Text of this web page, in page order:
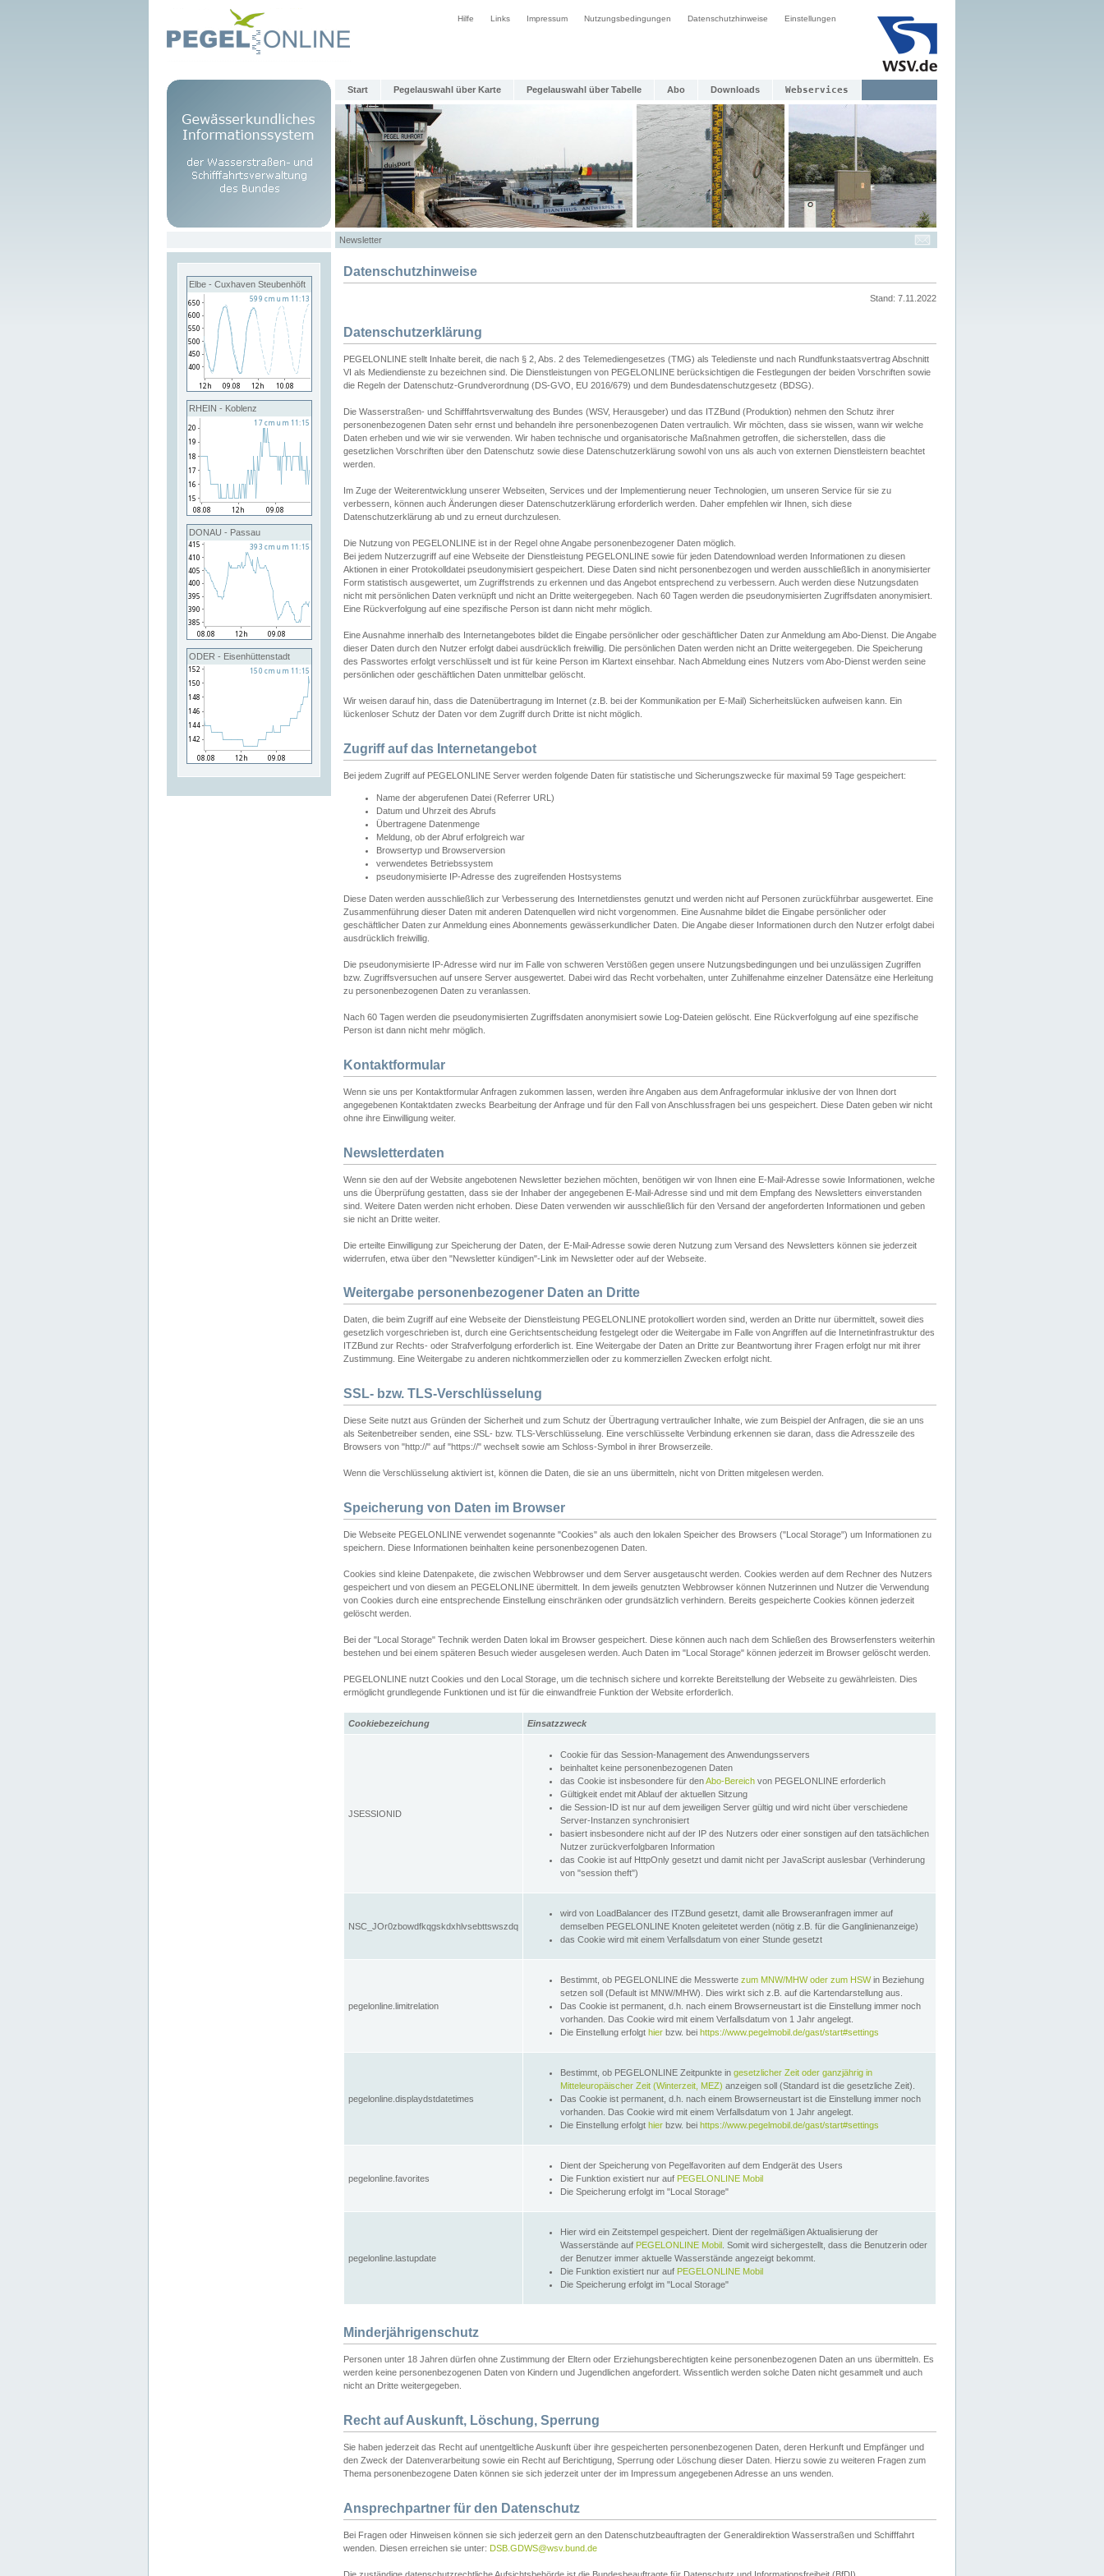
Hilfe Links Impressum Nutzungsbedingungen Datenschutzhinweise Einstellungen
Start Pegelauswahl über Karte Pegelauswahl über Tabelle Abo Downloads Webservices
Newsletter
Elbe - Cuxhaven Steubenhöft
RHEIN - Koblenz
DONAU - Passau
ODER - Eisenhüttenstadt
Datenschutzhinweise
Stand: 7.11.2022
Datenschutzerklärung
PEGELONLINE stellt Inhalte bereit, die nach § 2, Abs. 2 des Telemediengesetzes (TMG) als Teledienste und nach Rundfunkstaatsvertrag Abschnitt
VI als Mediendienste zu bezeichnen sind. Die Dienstleistungen von PEGELONLINE berücksichtigen die Festlegungen der beiden Vorschriften sowie
die Regeln der Datenschutz-Grundverordnung (DS-GVO, EU 2016/679) und dem Bundesdatenschutzgesetz (BDSG).
Die Wasserstraßen- und Schifffahrtsverwaltung des Bundes (WSV, Herausgeber) und das ITZBund (Produktion) nehmen den Schutz ihrer
personenbezogenen Daten sehr ernst und behandeln ihre personenbezogenen Daten vertraulich. Wir möchten, dass sie wissen, wann wir welche
Daten erheben und wie wir sie verwenden. Wir haben technische und organisatorische Maßnahmen getroffen, die sicherstellen, dass die
gesetzlichen Vorschriften über den Datenschutz sowie diese Datenschutzerklärung sowohl von uns als auch von externen Dienstleistern beachtet
werden.
Im Zuge der Weiterentwicklung unserer Webseiten, Services und der Implementierung neuer Technologien, um unseren Service für sie zu
verbessern, können auch Änderungen dieser Datenschutzerklärung erforderlich werden. Daher empfehlen wir Ihnen, sich diese
Datenschutzerklärung ab und zu erneut durchzulesen.
Die Nutzung von PEGELONLINE ist in der Regel ohne Angabe personenbezogener Daten möglich.
Bei jedem Nutzerzugriff auf eine Webseite der Dienstleistung PEGELONLINE sowie für jeden Datendownload werden Informationen zu diesen
Aktionen in einer Protokolldatei pseudonymisiert gespeichert. Diese Daten sind nicht personenbezogen und werden ausschließlich in anonymisierter
Form statistisch ausgewertet, um Zugriffstrends zu erkennen und das Angebot entsprechend zu verbessern. Auch werden diese Nutzungsdaten
nicht mit persönlichen Daten verknüpft und nicht an Dritte weitergegeben. Nach 60 Tagen werden die pseudonymisierten Zugriffsdaten anonymisiert.
Eine Rückverfolgung auf eine spezifische Person ist dann nicht mehr möglich.
Eine Ausnahme innerhalb des Internetangebotes bildet die Eingabe persönlicher oder geschäftlicher Daten zur Anmeldung am Abo-Dienst. Die Angabe
dieser Daten durch den Nutzer erfolgt dabei ausdrücklich freiwillig. Die persönlichen Daten werden nicht an Dritte weitergegeben. Die Speicherung
des Passwortes erfolgt verschlüsselt und ist für keine Person im Klartext einsehbar. Nach Abmeldung eines Nutzers vom Abo-Dienst werden seine
persönlichen oder geschäftlichen Daten unmittelbar gelöscht.
Wir weisen darauf hin, dass die Datenübertragung im Internet (z.B. bei der Kommunikation per E-Mail) Sicherheitslücken aufweisen kann. Ein
lückenloser Schutz der Daten vor dem Zugriff durch Dritte ist nicht möglich.
Zugriff auf das Internetangebot
Bei jedem Zugriff auf PEGELONLINE Server werden folgende Daten für statistische und Sicherungszwecke für maximal 59 Tage gespeichert:
Name der abgerufenen Datei (Referrer URL)
Datum und Uhrzeit des Abrufs
Übertragene Datenmenge
Meldung, ob der Abruf erfolgreich war
Browsertyp und Browserversion
verwendetes Betriebssystem
pseudonymisierte IP-Adresse des zugreifenden Hostsystems
Diese Daten werden ausschließlich zur Verbesserung des Internetdienstes genutzt und werden nicht auf Personen zurückführbar ausgewertet. Eine
Zusammenführung dieser Daten mit anderen Datenquellen wird nicht vorgenommen. Eine Ausnahme bildet die Eingabe persönlicher oder
geschäftlicher Daten zur Anmeldung eines Abonnements gewässerkundlicher Daten. Die Angabe dieser Informationen durch den Nutzer erfolgt dabei
ausdrücklich freiwillig.
Die pseudonymisierte IP-Adresse wird nur im Falle von schweren Verstößen gegen unsere Nutzungsbedingungen und bei unzulässigen Zugriffen
bzw. Zugriffsversuchen auf unsere Server ausgewertet. Dabei wird das Recht vorbehalten, unter Zuhilfenahme einzelner Datensätze eine Herleitung
zu personenbezogenen Daten zu veranlassen.
Nach 60 Tagen werden die pseudonymisierten Zugriffsdaten anonymisiert sowie Log-Dateien gelöscht. Eine Rückverfolgung auf eine spezifische
Person ist dann nicht mehr möglich.
Kontaktformular
Wenn sie uns per Kontaktformular Anfragen zukommen lassen, werden ihre Angaben aus dem Anfrageformular inklusive der von Ihnen dort
angegebenen Kontaktdaten zwecks Bearbeitung der Anfrage und für den Fall von Anschlussfragen bei uns gespeichert. Diese Daten geben wir nicht
ohne ihre Einwilligung weiter.
Newsletterdaten
Wenn sie den auf der Website angebotenen Newsletter beziehen möchten, benötigen wir von Ihnen eine E-Mail-Adresse sowie Informationen, welche
uns die Überprüfung gestatten, dass sie der Inhaber der angegebenen E-Mail-Adresse sind und mit dem Empfang des Newsletters einverstanden
sind. Weitere Daten werden nicht erhoben. Diese Daten verwenden wir ausschließlich für den Versand der angeforderten Informationen und geben
sie nicht an Dritte weiter.
Die erteilte Einwilligung zur Speicherung der Daten, der E-Mail-Adresse sowie deren Nutzung zum Versand des Newsletters können sie jederzeit
widerrufen, etwa über den "Newsletter kündigen"-Link im Newsletter oder auf der Webseite.
Weitergabe personenbezogener Daten an Dritte
Daten, die beim Zugriff auf eine Webseite der Dienstleistung PEGELONLINE protokolliert worden sind, werden an Dritte nur übermittelt, soweit dies
gesetzlich vorgeschrieben ist, durch eine Gerichtsentscheidung festgelegt oder die Weitergabe im Falle von Angriffen auf die Internetinfrastruktur des
ITZBund zur Rechts- oder Strafverfolgung erforderlich ist. Eine Weitergabe der Daten an Dritte zur Beantwortung ihrer Fragen erfolgt nur mit ihrer
Zustimmung. Eine Weitergabe zu anderen nichtkommerziellen oder zu kommerziellen Zwecken erfolgt nicht.
SSL- bzw. TLS-Verschlüsselung
Diese Seite nutzt aus Gründen der Sicherheit und zum Schutz der Übertragung vertraulicher Inhalte, wie zum Beispiel der Anfragen, die sie an uns
als Seitenbetreiber senden, eine SSL- bzw. TLS-Verschlüsselung. Eine verschlüsselte Verbindung erkennen sie daran, dass die Adresszeile des
Browsers von "http://" auf "https://" wechselt sowie am Schloss-Symbol in ihrer Browserzeile.
Wenn die Verschlüsselung aktiviert ist, können die Daten, die sie an uns übermitteln, nicht von Dritten mitgelesen werden.
Speicherung von Daten im Browser
Die Webseite PEGELONLINE verwendet sogenannte "Cookies" als auch den lokalen Speicher des Browsers ("Local Storage") um Informationen zu
speichern. Diese Informationen beinhalten keine personenbezogenen Daten.
Cookies sind kleine Datenpakete, die zwischen Webbrowser und dem Server ausgetauscht werden. Cookies werden auf dem Rechner des Nutzers
gespeichert und von diesem an PEGELONLINE übermittelt. In dem jeweils genutzten Webbrowser können Nutzerinnen und Nutzer die Verwendung
von Cookies durch eine entsprechende Einstellung einschränken oder grundsätzlich verhindern. Bereits gespeicherte Cookies können jederzeit
gelöscht werden.
Bei der "Local Storage" Technik werden Daten lokal im Browser gespeichert. Diese können auch nach dem Schließen des Browserfensters weiterhin
bestehen und bei einem späteren Besuch wieder ausgelesen werden. Auch Daten im "Local Storage" können jederzeit im Browser gelöscht werden.
PEGELONLINE nutzt Cookies und den Local Storage, um die technisch sichere und korrekte Bereitstellung der Webseite zu gewährleisten. Dies
ermöglicht grundlegende Funktionen und ist für die einwandfreie Funktion der Website erforderlich.
Cookiebezeichung Einsatzzweck
JSESSIONID
Cookie für das Session-Management des Anwendungsservers
beinhaltet keine personenbezogenen Daten
das Cookie ist insbesondere für denAbo-Bereich von PEGELONLINE erforderlich
Gültigkeit endet mit Ablauf der aktuellen Sitzung
die Session-ID ist nur auf dem jeweiligen Server gültig und wird nicht über verschiedene
Server-Instanzen synchronisiert
basiert insbesondere nicht auf der IP des Nutzers oder einer sonstigen auf den tatsächlichen
Nutzer zurückverfolgbaren Information
das Cookie ist auf HttpOnly gesetzt und damit nicht per JavaScript auslesbar (Verhinderung
von "session theft")
NSC_JOr0zbowdfkqgskdxhlvsebttswszdq
wird von LoadBalancer des ITZBund gesetzt, damit alle Browseranfragen immer auf
demselben PEGELONLINE Knoten geleitetet werden (nötig z.B. für die Ganglinienanzeige)
das Cookie wird mit einem Verfallsdatum von einer Stunde gesetzt
pegelonline.limitrelation
Bestimmt, ob PEGELONLINE die Messwerte zum MNW/MHW oder zum HSWin Beziehung
setzen soll (Default ist MNW/MHW). Dies wirkt sich z.B. auf die Kartendarstellung aus.
Das Cookie ist permanent, d.h. nach einem Browserneustart ist die Einstellung immer noch
vorhanden. Das Cookie wird mit einem Verfallsdatum von 1 Jahr angelegt.
Die Einstellung erfolgt hier bzw. bei https://www.pegelmobil.de/gast/start#settings
pegelonline.displaydstdatetimes
Bestimmt, ob PEGELONLINE Zeitpunkte in gesetzlicher Zeit oder ganzjährig in
Mitteleuropäischer Zeit (Winterzeit, MEZ) anzeigen soll (Standard ist die gesetzliche Zeit).
Das Cookie ist permanent, d.h. nach einem Browserneustart ist die Einstellung immer noch
vorhanden. Das Cookie wird mit einem Verfallsdatum von 1 Jahr angelegt.
Die Einstellung erfolgt hier bzw. bei https://www.pegelmobil.de/gast/start#settings
pegelonline.favorites
Dient der Speicherung von Pegelfavoriten auf dem Endgerät des Users
Die Funktion existiert nur auf PEGELONLINE Mobil
Die Speicherung erfolgt im "Local Storage"
pegelonline.lastupdate
Hier wird ein Zeitstempel gespeichert. Dient der regelmäßigen Aktualisierung der
Wasserstände auf PEGELONLINE Mobil . Somit wird sichergestellt, dass die Benutzerin oder
der Benutzer immer aktuelle Wasserstände angezeigt bekommt.
Die Funktion existiert nur auf PEGELONLINE Mobil
Die Speicherung erfolgt im "Local Storage"
Minderjährigenschutz
Personen unter 18 Jahren dürfen ohne Zustimmung der Eltern oder Erziehungsberechtigten keine personenbezogenen Daten an uns übermitteln. Es
werden keine personenbezogenen Daten von Kindern und Jugendlichen angefordert. Wissentlich werden solche Daten nicht gesammelt und auch
nicht an Dritte weitergegeben.
Recht auf Auskunft, Löschung, Sperrung
Sie haben jederzeit das Recht auf unentgeltliche Auskunft über ihre gespeicherten personenbezogenen Daten, deren Herkunft und Empfänger und
den Zweck der Datenverarbeitung sowie ein Recht auf Berichtigung, Sperrung oder Löschung dieser Daten. Hierzu sowie zu weiteren Fragen zum
Thema personenbezogene Daten können sie sich jederzeit unter der im Impressum angegebenen Adresse an uns wenden.
Ansprechpartner für den Datenschutz
Bei Fragen oder Hinweisen können sie sich jederzeit gern an den Datenschutzbeauftragten der Generaldirektion Wasserstraßen und Schifffahrt
wenden. Diesen erreichen sie unter: DSB.GDWS@wsv.bund.de